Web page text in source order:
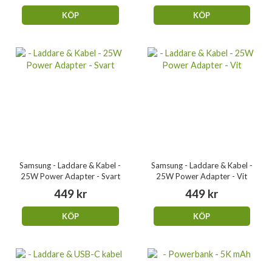
KÖP KÖP
Samsung - Laddare & Kabel -
25W Power Adapter - Svart
449 kr
KÖP
Samsung - Laddare & Kabel -
25W Power Adapter - Vit
449 kr
KÖP